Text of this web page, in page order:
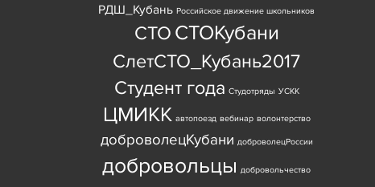
РДШ_Кубань Российское движение школьников
СТО СТОКубани
СлетСТО_Кубань2017
Студент года Студотряды УСКК
ЦМИКК автопоезд вебинар волонтерство
доброволецКубани доброволецРоссии
добровольцы добровольчество